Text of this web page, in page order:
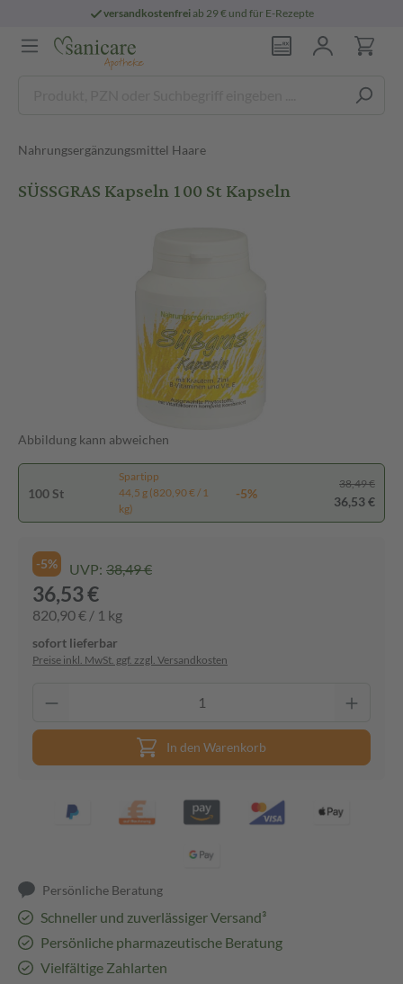
versandkostenfreiab 29 € und für E-Rezepte
Nahrungsergänzungsmittel Haare
SÜSSGRAS Kapseln 100 St Kapseln
Abbildung kann abweichen
100 St
Spartipp
44,5 g (820,90 € / 1
kg)
-5%
38,49 €
36,53 €
-5% UVP: 38,49 €
36,53 €
820,90 € / 1 kg
sofort lieferbar
Preise inkl. MwSt. ggf. zzgl. Versandkosten
In den Warenkorb
Persönliche Beratung
Schneller und zuverlässiger Versand³
Persönliche pharmazeutische Beratung
Vielfältige Zahlarten